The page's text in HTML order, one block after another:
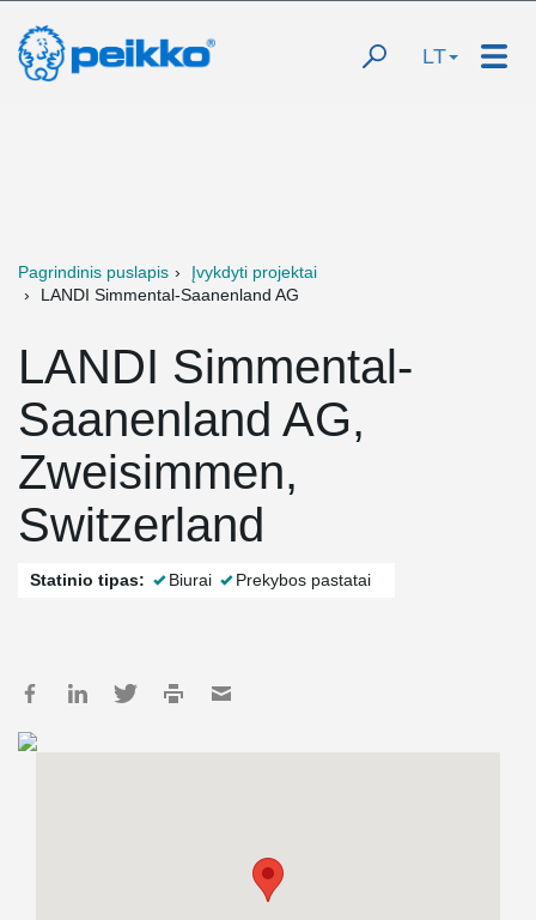
LT
Pagrindinis puslapis
Įvykdyti projektai
LANDI Simmental-Saanenland AG
LANDI Simmental-
Saanenland AG,
Zweisimmen,
Switzerland
Statinio tipas: Biurai Prekybos pastatai